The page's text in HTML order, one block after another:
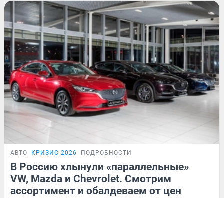
АВТО КРИЗИС-2026 ПОДРОБНОСТИ
В Россию хлынули «параллельные»
VW, Mazda и Chevrolet. Смотрим
ассортимент и обалдеваем от цен